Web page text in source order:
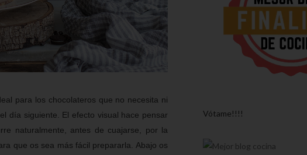
para los chocolateros que no necesita ni
día siguiente. El efecto visual hace pensar
naturalmente, antes de cuajarse, por la
que os sea más fácil prepararla. Abajo os
Vótame!!!!